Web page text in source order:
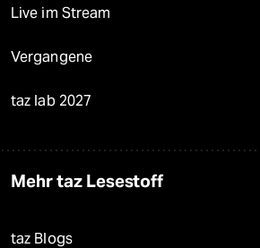
Live im Stream
Vergangene
taz lab 2027
Mehr taz Lesestoff
taz Blogs